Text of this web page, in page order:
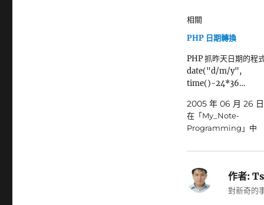
相關
PHP 日期轉換
PHP 抓昨天日期的程
date("d/m/y",
time()-24*36…
2005 年 06 月 26 日
在「My_Note-
Programming」中
作者:
對新奇的